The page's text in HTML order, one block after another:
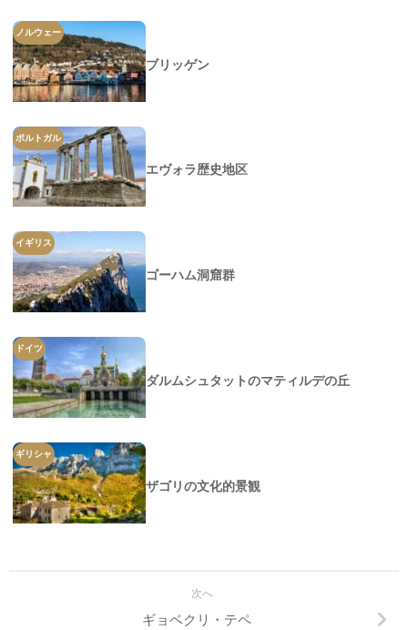
ノルウェー
ブリッゲン
ポルトガル
エヴォラ歴史地区
イギリス
ゴーハム洞窟群
ドイツ
ダルムシュタットのマティルデの丘
ギリシャ
ザゴリの文化的景観
次へ
ギョベクリ・テペ